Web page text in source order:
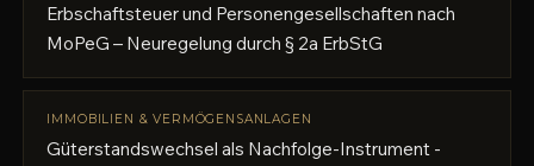
Erbschaftsteuer und Personengesellschaften nach
MoPeG – Neuregelung durch § 2a ErbStG
IMMOBILIEN & VERMÖGENSANLAGEN
Güterstandswechsel als Nachfolge-Instrument -